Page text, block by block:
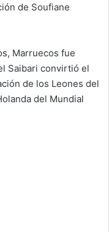
de Soufiane
Marruecos fue
Saibari convirtió el
de los Leones del
del Mundial